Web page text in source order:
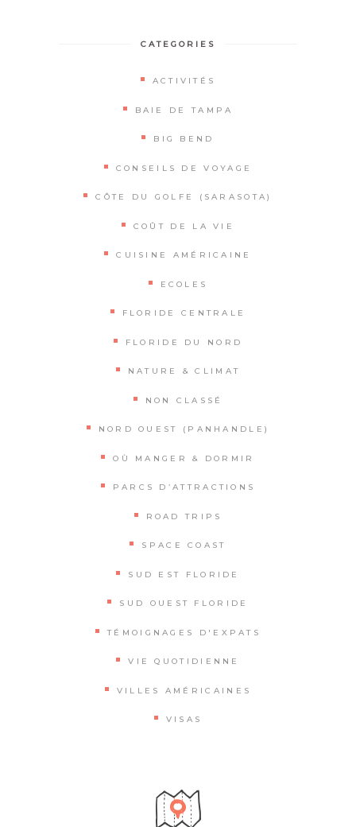
CATEGORIES
ACTIVITÉS
BAIE DE TAMPA
BIG BEND
CONSEILS DE VOYAGE
CÔTE DU GOLFE (SARASOTA)
COÛT DE LA VIE
CUISINE AMÉRICAINE
ECOLES
FLORIDE CENTRALE
FLORIDE DU NORD
NATURE & CLIMAT
NON CLASSÉ
NORD OUEST (PANHANDLE)
OÙ MANGER & DORMIR
PARCS D’ATTRACTIONS
ROAD TRIPS
SPACE COAST
SUD EST FLORIDE
SUD OUEST FLORIDE
TÉMOIGNAGES D'EXPATS
VIE QUOTIDIENNE
VILLES AMÉRICAINES
VISAS